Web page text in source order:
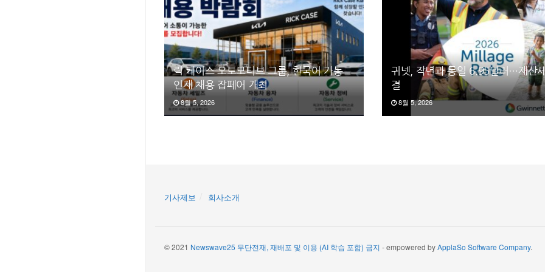
릭 케이스 오토모티브 그룹, 한국어 가능
인재 채용 잡페어 개최
8월 5, 2026
귀넷, 작년과 동일 6.95달러…재산
결
8월 5, 2026
기사제보 회사소개
© 2021 Newswave25 무단전재, 재배포 및 이용 (AI 학습 포함) 금지 - empowered byApplaSo Software Company.